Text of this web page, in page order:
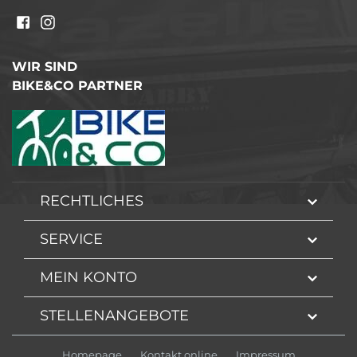
WIR SIND
BIKE&CO PARTNER
RECHTLICHES
SERVICE
MEIN KONTO
STELLENANGEBOTE